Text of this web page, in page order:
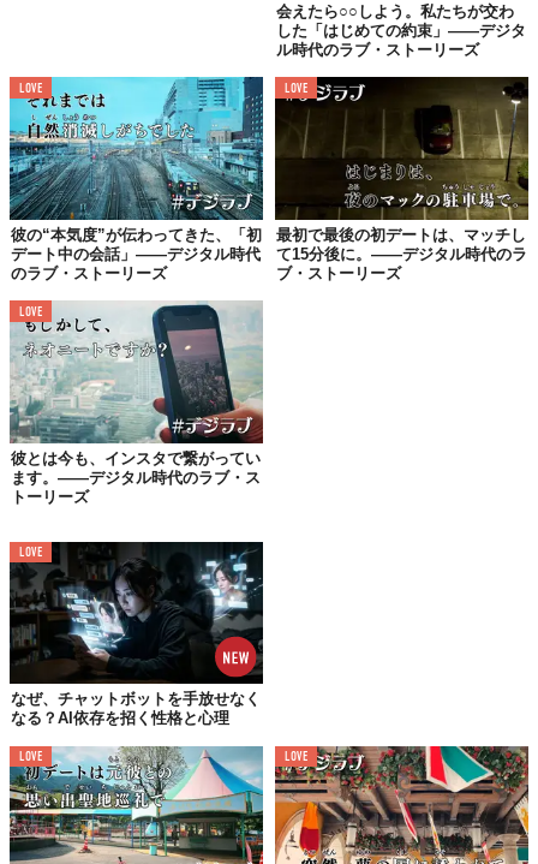
相手が元カノとの歌を歌い出して、
未練があったみたいで泣き出したので、
励ましてやった。
モリリンさん（29歳/女性/パート/tapple）
国際ロマンス詐欺に遭いそうになりました。
投資の話をされたので、そっこーブロック！
会ったその日に
Violetさん（29歳/女性/会社員/Pairs、tapple）
付き合えない」という人に会って、
カフェで髪の毛の厚みを測られた。
Ppさん（21歳/女性/採用/Tinder、Pairs、tapple、with）
会えたら○○しよう。私たちが交わ
した「はじめての約束」——デジタ
ル時代のラブ・ストーリーズ
LOVE
彼の“本気度”が伝わってきた、「初
デート中の会話」——デジタル時代
のラブ・ストーリーズ
LOVE
最初で最後の初デートは、マッチし
て15分後に。——デジタル時代のラ
ブ・ストーリーズ
LOVE
彼とは今も、インスタで繋がってい
ます。——デジタル時代のラブ・ス
トーリーズ
LOVE
なぜ、チャットボットを手放せなく
なる？AI依存を招く性格と心理
LOVE LOVE